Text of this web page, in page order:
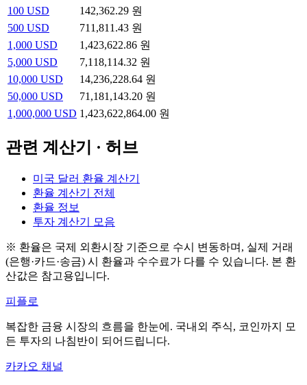
100 USD
142,362.29 원
500 USD
711,811.43 원
1,000 USD
1,423,622.86 원
5,000 USD
7,118,114.32 원
10,000 USD
14,236,228.64 원
50,000 USD
71,181,143.20 원
1,000,000 USD 1,423,622,864.00 원
관련 계산기 · 허브
미국 달러 환율 계산기
환율 계산기 전체
환율 정보
투자 계산기 모음
※ 환율은 국제 외환시장 기준으로 수시 변동하며, 실제 거래
(은행·카드·송금) 시 환율과 수수료가 다를 수 있습니다. 본 환
산값은 참고용입니다.
피플로
복잡한 금융 시장의 흐름을 한눈에. 국내외 주식, 코인까지 모
든 투자의 나침반이 되어드립니다.
카카오 채널